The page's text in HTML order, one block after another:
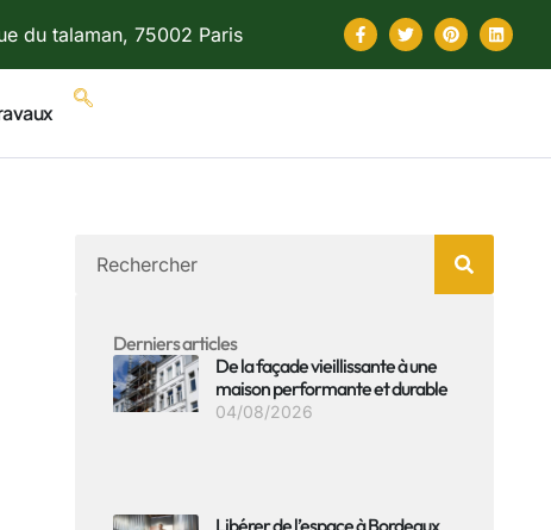
du talaman, 75002 Paris
Derniers articles
De la façade vieillissante à une
maison performante et durable
04/08/2026
Libérer de l’espace à Bordeaux